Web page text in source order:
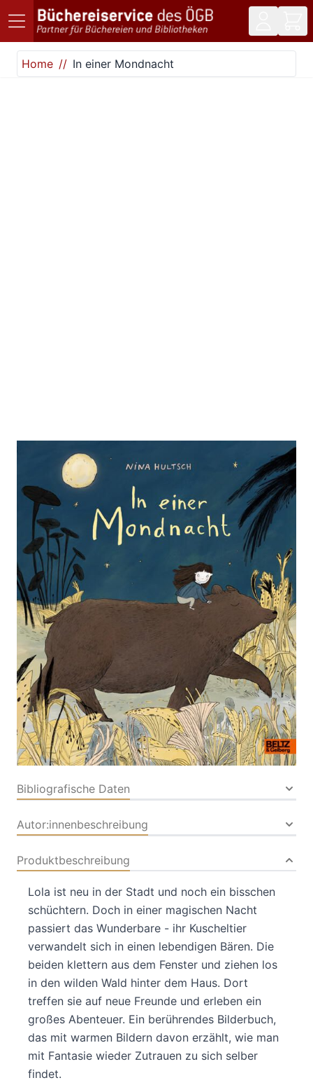
Direkt zum Inhalt
Home
In einer Mondnacht
In einer Mondnacht
Zur Wunschliste hinzufügen
Ein stimmungsvolles Bilderbuch über Mut und die
Kraft der Fantasie
VonNina Hultsch
Verlag: Beltz
Verlagsgruppe GmbH & Co.
KG
19.03.2026
Buch 38 Seiten
Hardcover
ISBN: 978-3-
40779017-0
Bibliografische Daten
Autor:innenbeschreibung
Produktbeschreibung
Lola ist neu in der Stadt und noch ein bisschen
schüchtern. Doch in einer magischen Nacht
passiert das Wunderbare - ihr Kuscheltier
verwandelt sich in einen lebendigen Bären. Die
beiden klettern aus dem Fenster und ziehen los
in den wilden Wald hinter dem Haus. Dort
treffen sie auf neue Freunde und erleben ein
großes Abenteuer. Ein berührendes Bilderbuch,
das mit warmen Bildern davon erzählt, wie man
mit Fantasie wieder Zutrauen zu sich selber
findet.